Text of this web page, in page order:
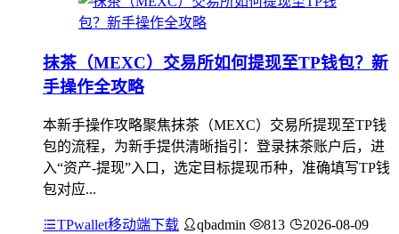
抹茶（MEXC）交易所如何提现至TP钱包？新
手操作全攻略
本新手操作攻略聚焦抹茶（MEXC）交易所提现至TP钱
包的流程，为新手提供清晰指引：登录抹茶账户后，进
入“资产-提现”入口，选定目标提现币种，准确填写TP钱
包对应...
TPwallet移动端下载 qbadmin 813 2026-08-09